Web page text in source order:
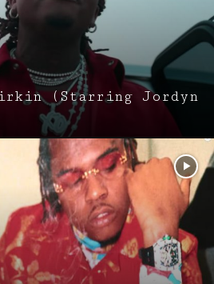
(Starring Jordyn